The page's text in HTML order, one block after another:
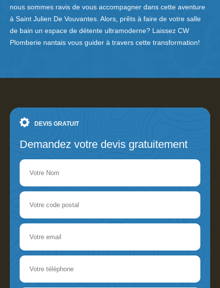
nous sommes ravis de vous accompagner dans cette aventure
à Saint Julien De Vouvantes. Alors, prêts à faire de votre salle
de bain un espace de détente ultramoderne? Laissez CW
Plomberie nantais vous guider à travers cette transformation!
DEVIS GRATUIT
Demandez votre devis gratuitement